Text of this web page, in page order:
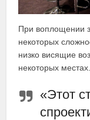
При воплощении
некоторых
низко висящие
некоторых местах.
«Этот